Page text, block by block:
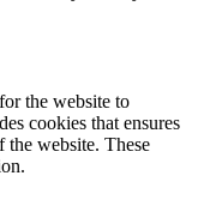
the website to
cookies that ensures
the website. These